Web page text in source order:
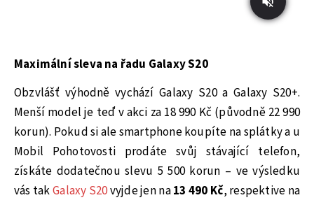
Maximální sleva na řadu Galaxy S20
Obzvlášť výhodně vychází Galaxy S20 a Galaxy S20+.
Menší model je teď v akci za 18 990 Kč (původně 22 990
korun). Pokud si ale smartphone koupíte na splátky a u
Mobil Pohotovosti prodáte svůj stávající telefon,
získáte dodatečnou slevu 5 500 korun – ve výsledku
vás takGalaxy S20vyjde jen na13 490 Kč, respektive na